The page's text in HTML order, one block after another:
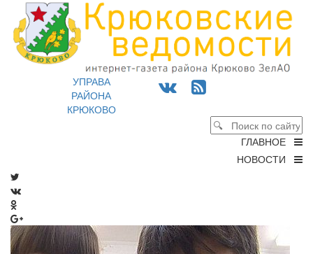
УПРАВА
РАЙОНА
КРЮКОВО
ГЛАВНОЕ
НОВОСТИ